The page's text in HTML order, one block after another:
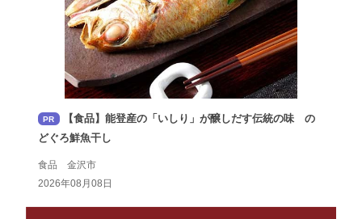
PR
【食品】能登産の「いしり」が醸しだす伝統の味 の
どぐろ鮮魚干し
食品 金沢市
2026年08月08日